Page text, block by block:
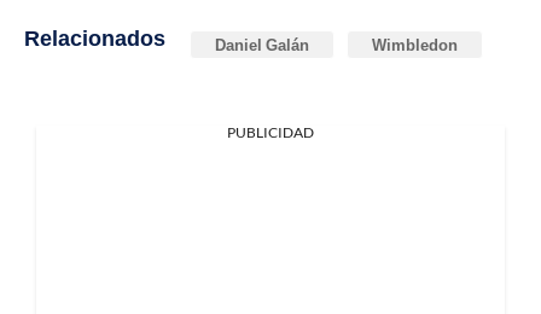
Relacionados Daniel Galán Wimbledon
PUBLICIDAD